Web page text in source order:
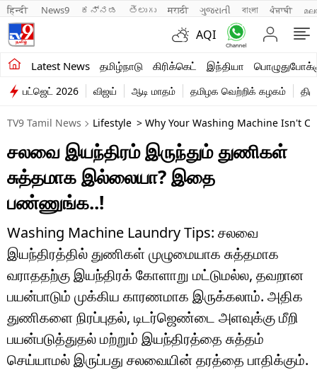
हिन्दी News9 ಕನ್ನಡ తెలుగు मराठी ગુજરાતી বাংলা ਪੰਜਾਬੀ
AQI
Latest News தமிழ்நாடு கிரிக்கெட் இந்தியா
சமீபத்திய செய்திகள்
தமிழ்நாடு
இந்தியா
உலகம்
விளையாட்டு
பொழுதுபோக்கு
லைஃப்ஸ்டைல்
வணிகம்
டெக்னாலஜி
ஆன்மீகம்
பட்ஜெட் 2026 விஜய் ஆடி மாதம் தமிழக வெற்றிக் கழகம்
TV9 Tamil News Lifestyle > Why Your Washing Machine Isn't
சலவை இயந்திரம் இருந்தும் துணிகள்
சுத்தமாக இல்லையா? இதை
பண்ணுங்க..!
Washing Machine Laundry Tips: சலவை
இயந்திரத்தில் துணிகள் முழுமையாக சுத்தமாக
வராததற்கு இயந்திரக் கோளாறு மட்டுமல்ல, தவறான
பயன்பாடும் முக்கிய காரணமாக இருக்கலாம். அதிக
துணிகளை நிரப்புதல், டிடர்ஜெண்டை அளவுக்கு மீறி
பயன்படுத்துதல் மற்றும் இயந்திரத்தை சுத்தம்
செய்யாமல் இருப்பது சலவையின் தரத்தை பாதிக்கும்.